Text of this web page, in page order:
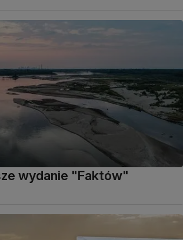
wydanie "Faktów"